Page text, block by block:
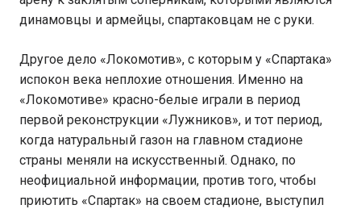
динамовцы и армейцы, спартаковцам не с руки.
Другое дело «Локомотив», с которым у «Спартака»
испокон века неплохие отношения. Именно на
«Локомотиве» красно-белые играли в период
первой реконструкции «Лужников», и тот период,
когда натуральный газон на главном стадионе
страны меняли на искусственный. Однако, по
неофициальной информации, против того, чтобы
приютить «Спартак» на своем стадионе, выступил